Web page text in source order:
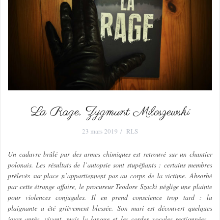
La Rage, Zygmunt Miloszewski
23 mars 2019 RLS
Un cadavre brûlé par des armes chimiques est retrouvé sur un chantier
polonais. Les résultats de l’autopsie sont stupéfiants : certains membres
prélevés sur place n’appartiennent pas au corps de la victime. Absorbé
par cette étrange affaire, le procureur Teodore Szacki néglige une plainte
pour violences conjugales. Il en prend conscience trop tard : la
plaignante a été grièvement blessée. Son mari est découvert quelques